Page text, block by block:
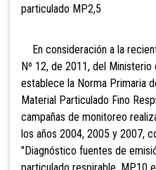
particulado MP2,5
En consideración a la
Nº 12, de 2011, del
establece la Norma Primaria
Material Particulado Fino
campañas de monitoreo
los años 2004, 2005 y 2007,
"Diagnóstico fuentes de